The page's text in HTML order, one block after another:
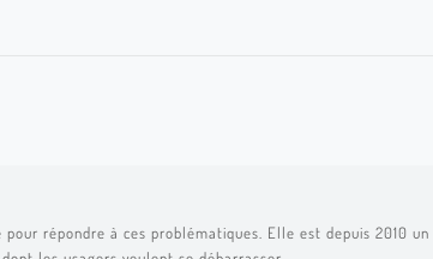
répondre à ces problématiques. Elle est depuis 2010